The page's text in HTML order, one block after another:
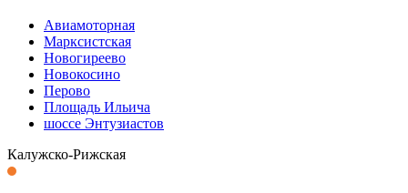
Авиамоторная
Марксистская
Новогиреево
Новокосино
Перово
Площадь Ильича
шоссе Энтузиастов
Калужско-Рижская